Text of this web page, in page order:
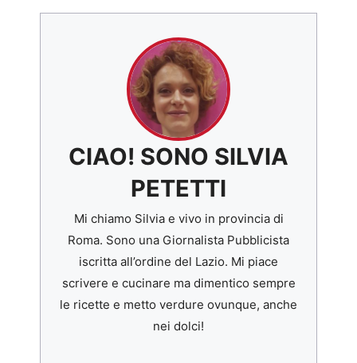
CIAO! SONO SILVIA
PETETTI
Mi chiamo Silvia e vivo in provincia di
Roma. Sono una Giornalista Pubblicista
iscritta all’ordine del Lazio. Mi piace
scrivere e cucinare ma dimentico sempre
le ricette e metto verdure ovunque, anche
nei dolci!